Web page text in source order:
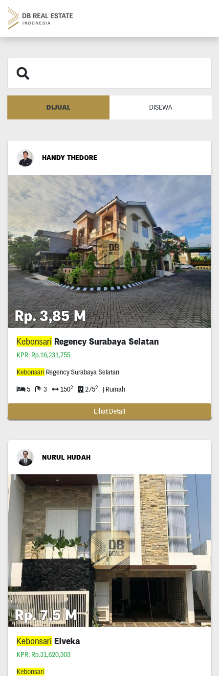
DIJUAL DISEWA
HANDY THEDORE
Rp. 3,85 M
Kebonsari Regency Surabaya Selatan
KPR: Rp.16,231,755
KebonsariRegency Surabaya Selatan
5 3 1502 2752 | Rumah
Lihat Detail
NURUL HUDAH
Rp. 7,5 M
Kebonsari Elveka
KPR: Rp.31,620,303
Kebonsari